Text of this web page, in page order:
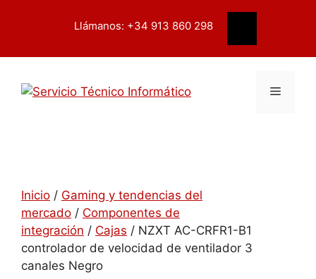
Buscar
Llámanos: +34 913 860 298
Menú
Inicio / Gaming y tendencias del
mercado / Componentes de
integración / Cajas / NZXT AC-CRFR1-B1
controlador de velocidad de ventilador 3
canales Negro